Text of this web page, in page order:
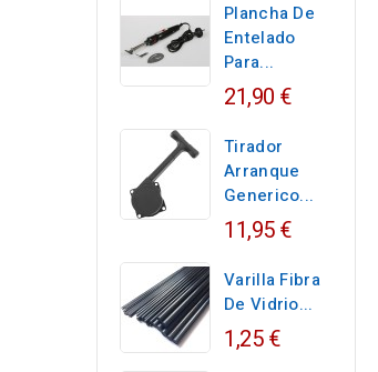
Plancha De
Entelado
Para...
21,90 €
Tirador
Arranque
Generico...
11,95 €
Varilla Fibra
De Vidrio...
1,25 €